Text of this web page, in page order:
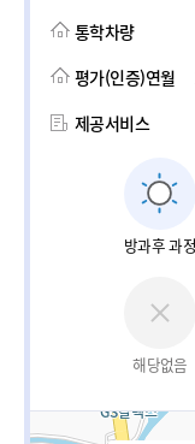
통학차량
평가(인증)연월
제공서비스
방과후 과정
해당없음